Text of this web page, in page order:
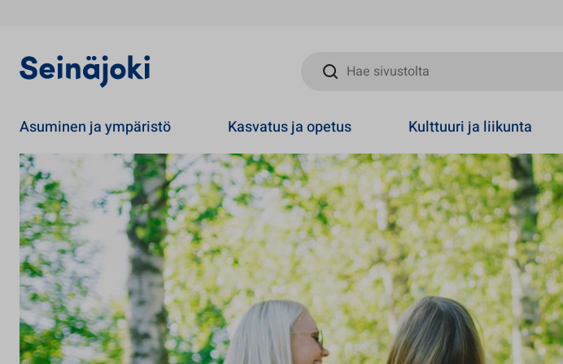
Hae sivustolta
Asuminen ja ympäristö Kasvatus ja opetus Kulttuuri ja liikunta